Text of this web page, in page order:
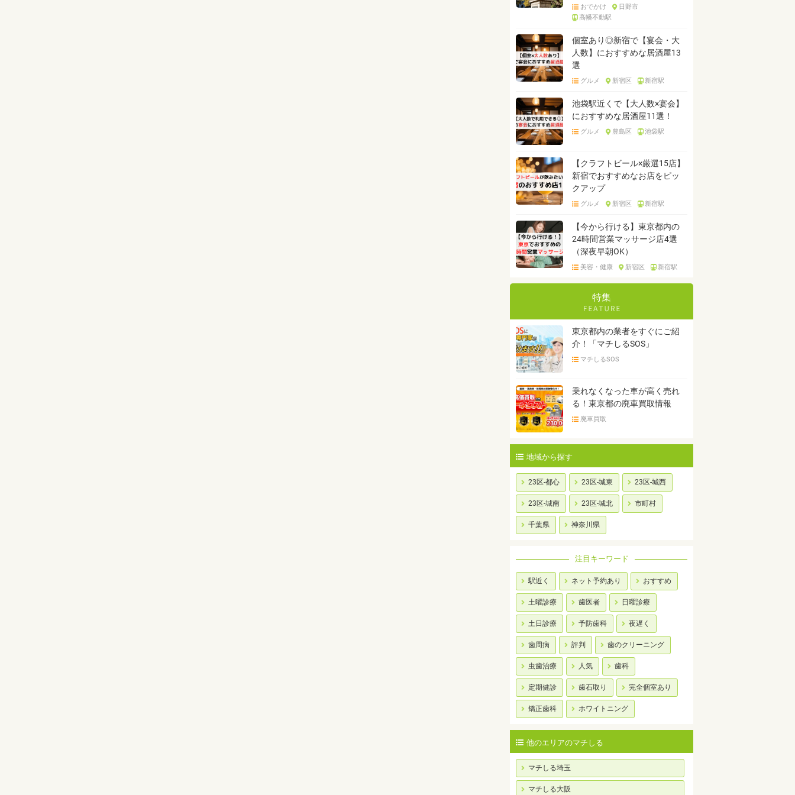
おでかけ
日野市
高幡不動駅
個室あり◎新宿で【宴会・大
人数】におすすめな居酒屋13
選
グルメ 新宿区 新宿駅
池袋駅近くで【大人数×宴会】
におすすめな居酒屋11選！
グルメ 豊島区 池袋駅
【クラフトビール×厳選15店】
新宿でおすすめなお店をピッ
クアップ
グルメ 新宿区 新宿駅
【今から行ける】東京都内の
24時間営業マッサージ店4選
（深夜早朝OK）
美容・健康 新宿区 新宿駅
特集
東京都内の業者をすぐにご紹
介！「マチしるSOS」
マチしるSOS
乗れなくなった車が高く売れ
る！東京都の廃車買取情報
廃車買取
地域から探す
23区-都心 23区-城東 23区-城西
23区-城南 23区-城北 市町村
千葉県 神奈川県
注目キーワード
駅近く ネット予約あり おすすめ
土曜診療 歯医者 日曜診療
土日診療 予防歯科 夜遅く
歯周病 評判 歯のクリーニング
虫歯治療 人気 歯科
定期健診 歯石取り 完全個室あり
矯正歯科 ホワイトニング
他のエリアのマチしる
マチしる埼玉
マチしる大阪